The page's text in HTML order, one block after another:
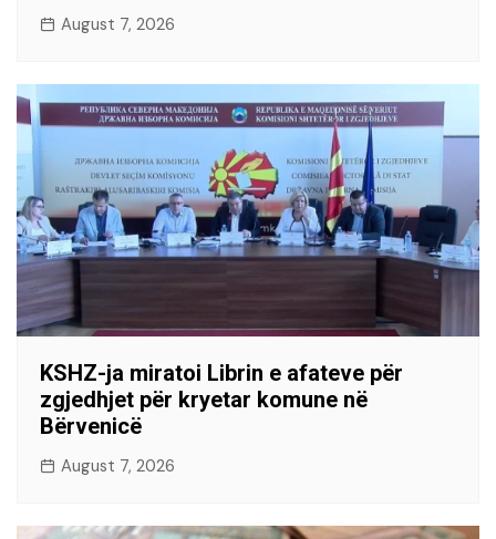
August 7, 2026
KSHZ-ja miratoi Librin e afateve për
zgjedhjet për kryetar komune në
Bërvenicë
August 7, 2026